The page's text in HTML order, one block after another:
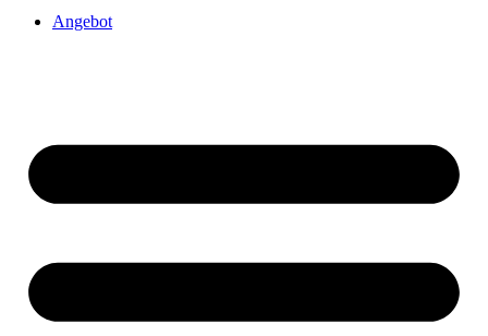
Angebot